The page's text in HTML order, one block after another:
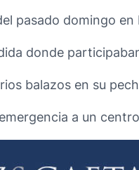
pasado domingo
donde
balazos en su
a un